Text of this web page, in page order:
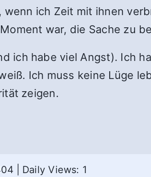
ich Zeit mit ihnen
war, die Sache zu
ich habe viel Angst). Ich
Ich muss keine Lüge
zeigen.
Daily Views: 1